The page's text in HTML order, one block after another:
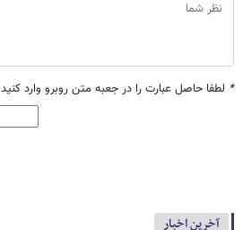
* لطفا حاصل عبارت را در جعبه متن روبرو وارد کنید
آخرین اخبار